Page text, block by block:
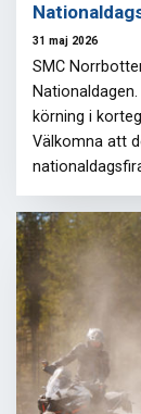
31 maj 2026
SMC
körning i
Välkomna att